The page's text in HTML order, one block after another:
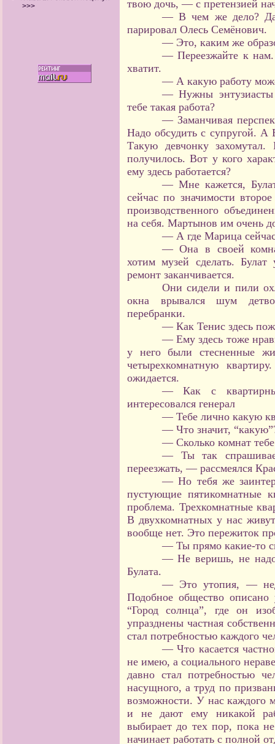
>>>
твою дочь, — с претензией
— В чем же дело?
парировал Олесь Семёнович.
— Это, каким же
— Переезжайте к нам.
хватит.
— А какую работу
— Нужны энтузиасты
тебе такая работа?
— Заманчивая
Надо обсудить с супругой. А
Такую девчонку
получилось. Вот у кого
ему здесь работается?
— Мне кажется,
сейчас по значимости
производственного
на себя. Мартынов им очень
— А где Марица
— Она в своей
хотим музей сделать.
ремонт заканчивается.
Они сидели и пили
окна врывался шум
перебранки.
— Как Тенис здесь
— Ему здесь тоже
у него были стесненные
четырехкомнатную
ожидается.
— Как с
интересовался генерал
— Тебе лично какую
— Что значит,
— Сколько комнат
— Ты так
переезжать, — рассмеялся
— Но тебя же
пустующие пятикомнатные
проблема. Трехкомнатные
В двухкомнатных у нас
вообще нет. Это пережиток
— Ты прямо какие-то
— Не веришь, не
Булата.
— Это утопия, —
Подобное общество
“Город солнца”, где он
упразднены частная
стал потребностью каждого
— Что касается
не имею, а социального
давно стал потребностью
насущного, а труд по
возможности. У нас каждого
и не дают ему никакой
выбирает до тех пор, пока
начинает работать с полной